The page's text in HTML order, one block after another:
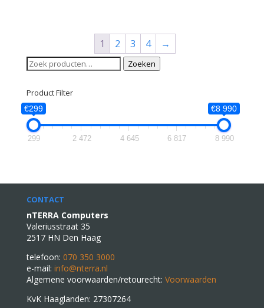
1 2 3 4
→
Zoeken
naar:
Zoeken
Product Filter
€299 €8 990
299 2 472 4 645 6 817 8 990
CONTACT
nTERRA Computers
Valeriusstraat 35
2517 HN Den Haag
telefoon: 070 350 3000
e-mail: info@nterra.nl
Algemene voorwaarden/retourecht: Voorwaarden
KvK Haaglanden: 27307264